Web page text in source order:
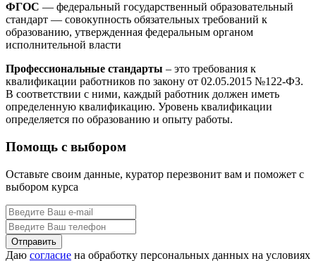
ФГОС — федеральный государственный образовательный
стандарт — совокупность обязательных требований к
образованию, утвержденная федеральным органом
исполнительной власти
Профессиональные стандарты – это требования к
квалификации работников по закону от 02.05.2015 №122-ФЗ.
В соответствии с ними, каждый работник должен иметь
определенную квалификацию. Уровень квалификации
определяется по образованию и опыту работы.
Помощь с выбором
Оставьте своим данные, куратор перезвонит вам и поможет с
выбором курса
Даю согласие на обработку персональных данных на условиях